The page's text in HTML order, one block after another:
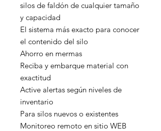
silos de faldón de cualquier tamaño
y capacidad
El sistema más exacto para conocer
el contenido del silo
Ahorro en mermas
Reciba y embarque material con
exactitud
Active alertas según niveles de
inventario
Para silos nuevos o existentes
Monitoreo remoto en sitio WEB